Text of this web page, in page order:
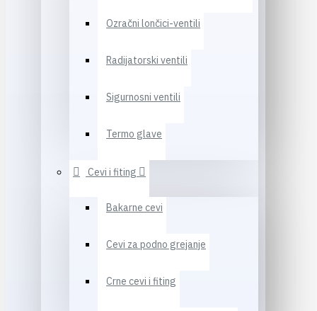
Ozračni lončici-ventili
Radijatorski ventili
Sigurnosni ventili
Termo glave
Cevi i fiting
Bakarne cevi
Cevi za podno grejanje
Crne cevi i fiting